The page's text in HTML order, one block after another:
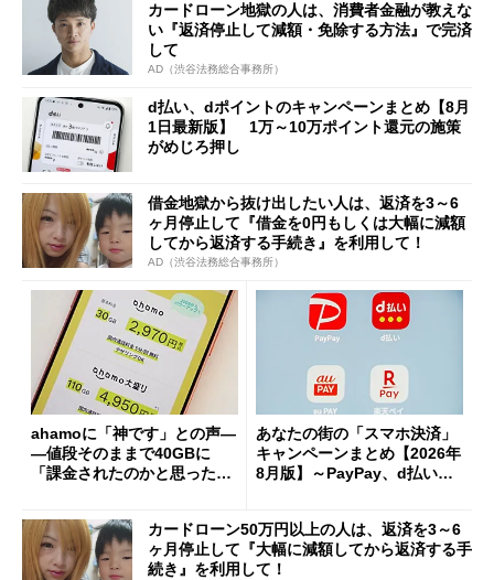
カードローン地獄の人は、消費者金融が教えな
い『返済停止して減額・免除する方法』で完済
して
AD（渋谷法務総合事務所）
d払い、dポイントのキャンペーンまとめ【8月
1日最新版】 1万～10万ポイント還元の施策
がめじろ押し
借金地獄から抜け出したい人は、返済を3～6
ヶ月停止して『借金を0円もしくは大幅に減額
してから返済する手続き』を利用して！
AD（渋谷法務総合事務所）
ahamoに「神です」との声―
―値段そのままで40GBに
「課金されたのかと思った」
あなたの街の「スマホ決済」
キャンペーンまとめ【2026年
8月版】～PayPay、d払い、a
カードローン50万円以上の人は、返済を3～6
ヶ月停止して『大幅に減額してから返済する手
続き』を利用して！